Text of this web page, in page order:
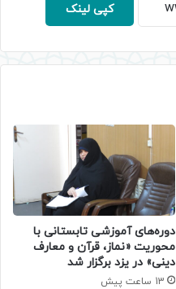
کپی لینک
دوره‌های آموزشی تابستانی با
محوریت «نماز، قرآن و معارف
دینی» در یزد برگزار شد
13 ساعت پیش